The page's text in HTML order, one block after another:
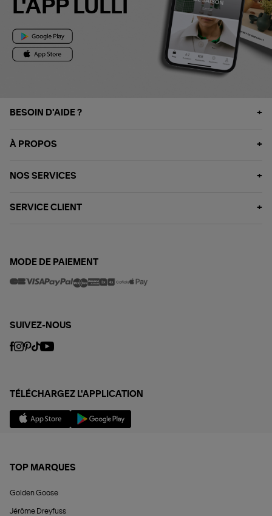
L'APP LULLI
BESOIN D'AIDE ?
À PROPOS
NOS SERVICES
SERVICE CLIENT
MODE DE PAIEMENT
SUIVEZ-NOUS
TÉLÉCHARGEZ L'APPLICATION
TOP MARQUES
Golden Goose
Jérôme Dreyfuss